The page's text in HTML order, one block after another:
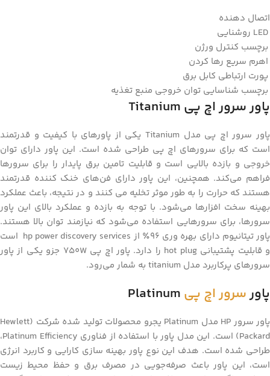
اتصال دهنده
برچسب کنترل ورژن
اهرم سریع رها کردن
پورت ارتباطی کابل برق
برچسب شناسایی توان خروجی منبع تغذیه
پاور سرور اچ پی Titanium
پاور سرور اچ پی مدل Titanium یکی از پاورهای با کیفیت و قدرتمند
است که برای سرورهای اچ پی طراحی شده است. این پاور دارای توان
خروجی و بازده بالایی است و قابلیت تامین برق پایدار را برای سرورها
فراهم می‌کند. همچنین، این پاور دارای فن‌های خنک کننده قدرتمند
هستند که حرارت را به طور موثر تخلیه می کنند و در نتیجه، باعث عملکرد
بهینه سخت افزارها می‌شود. با توجه به بازده و عملکرد بالای این پاور
سرورها، برای سرورهایی استفاده می‌شود که نیازمند توان بالا هستند.
پاور تیتانیوم دارای بهره‌ وری ۹۶٪ از hp power discovery services است
و قابلیت پشتیبانی hot plug را دارد. پاور اچ پی 750W جزو یکی از پاور
سرورهای پرکاربرد مدل titanium به شمار می‌رود.
پاورسرور اچ پی
پاور سرور HP مدل Platinum یجرو محصولات تولید شده شرکت (Hewlett
Packard) است. این مدل پاور با استفاده از فناوری Platinum Efficiency،
طراحی شده است. هدف این نوع پاور بهینه‌ سازی کارایی و کاربرد انرژی
است، این پاور باعث صرفه‌جویی در مصرف برق و حفظ محیط زیست